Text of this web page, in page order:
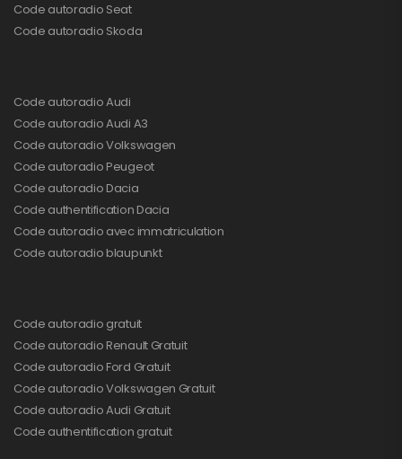
Code autoradio Seat
Code autoradio Skoda
Code autoradio Audi
Code autoradio Audi A3
Code autoradio Volkswagen
Code autoradio Peugeot
Code autoradio Dacia
Code authentification Dacia
Code autoradio avec immatriculation
Code autoradio blaupunkt
Code autoradio gratuit
Code autoradio Renault Gratuit
Code autoradio Ford Gratuit
Code autoradio Volkswagen Gratuit
Code autoradio Audi Gratuit
Code authentification gratuit